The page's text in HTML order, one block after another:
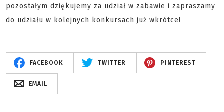
pozostałym dziękujemy za udział w zabawie i zapraszamy
do udziału w kolejnych konkursach już wkrótce!
FACEBOOK TWITTER PINTEREST
EMAIL